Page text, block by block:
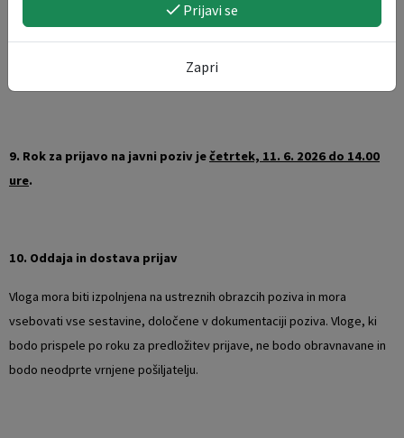
Izvajalec bo izvedbo aktivnosti dokazal z vsebinskim poročilom, ki ga
najkasneje do 30. oktobra 2026 (za prireditve izvedene v letu 2026).
9. Rok za prijavo na javni poziv ječetrtek, 11. 6. 2026 do 14.00
ure.
10. Oddaja in dostava prijav
Vloga mora biti izpolnjena na ustreznih obrazcih poziva in mora
vsebovati vse sestavine, določene v dokumentaciji poziva. Vloge, ki
bodo prispele po roku za predložitev prijave, ne bodo obravnavane in
bodo neodprte vrnjene pošiljatelju.
Prijavi se
Zapri